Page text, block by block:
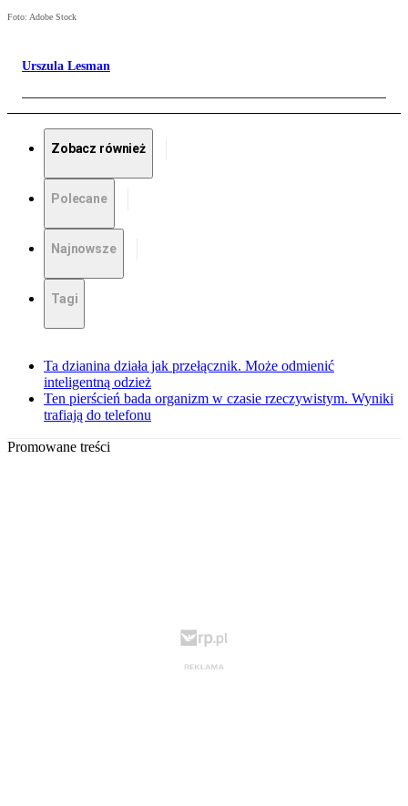
Foto: Adobe Stock
Urszula Lesman
Zobacz również
Polecane
Najnowsze
Tagi
Ta dzianina działa jak przełącznik. Może odmienić
inteligentną odzież
Ten pierścień bada organizm w czasie rzeczywistym. Wyniki
trafiają do telefonu
Promowane treści